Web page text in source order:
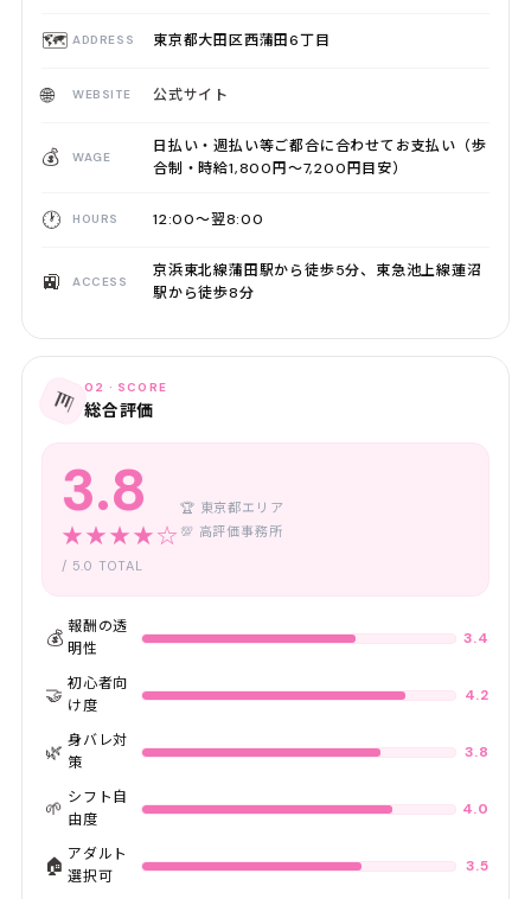
🗺️ ADDRESS 東京都大田区西蒲田6丁目
🌐 WEBSITE 公式サイト
💰 WAGE
日払い・週払い等ご都合に合わせてお支払い（歩
合制・時給1,800円〜7,200円目安）
🕐 HOURS 12:00〜翌8:00
🚉 ACCESS
京浜東北線蒲田駅から徒歩5分、東急池上線蓮沼
駅から徒歩8分
📊 02 · SCORE
総合評価
3.8
★★★★☆
/ 5.0 TOTAL
🏆 東京都エリア
💯 高評価事務所
💰 報酬の透
明性
3.4
🤝 初心者向
け度
4.2
🌿 身バレ対
策
3.8
🌱 シフト自
由度
4.0
🏠 アダルト
選択可
3.5